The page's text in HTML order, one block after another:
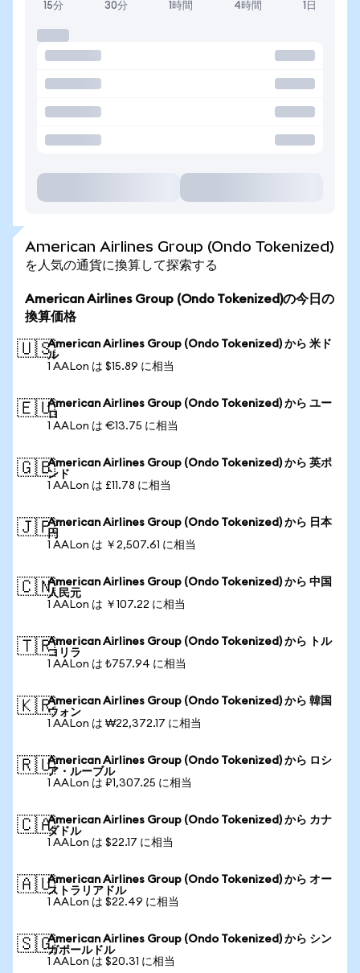
15分 30分 1時間 4時間 1日
American Airlines Group (Ondo Tokenized)
を人気の通貨に換算して探索する
American Airlines Group (Ondo Tokenized)の今日の
換算価格
🇺🇸American Airlines Group (Ondo Tokenized) から 米ド
ル
1 AALon は $15.89 に相当
🇪🇺American Airlines Group (Ondo Tokenized) から ユー
ロ
1 AALon は €13.75 に相当
🇬🇧American Airlines Group (Ondo Tokenized) から 英ポ
ンド
1 AALon は £11.78 に相当
🇯🇵American Airlines Group (Ondo Tokenized) から 日本
円
1 AALon は ￥2,507.61 に相当
🇨🇳American Airlines Group (Ondo Tokenized) から 中国
人民元
1 AALon は ￥107.22 に相当
🇹🇷American Airlines Group (Ondo Tokenized) から トル
コリラ
1 AALon は ₺757.94 に相当
🇰🇷American Airlines Group (Ondo Tokenized) から 韓国
ウォン
1 AALon は ₩22,372.17 に相当
🇷🇺American Airlines Group (Ondo Tokenized) から ロシ
ア・ルーブル
1 AALon は ₽1,307.25 に相当
🇨🇦American Airlines Group (Ondo Tokenized) から カナ
ダドル
1 AALon は $22.17 に相当
🇦🇺American Airlines Group (Ondo Tokenized) から オー
ストラリアドル
1 AALon は $22.49 に相当
🇸🇬American Airlines Group (Ondo Tokenized) から シン
ガポールドル
1 AALon は $20.31 に相当